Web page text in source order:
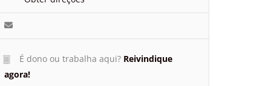
É dono ou trabalha aqui? Reivindique
agora!